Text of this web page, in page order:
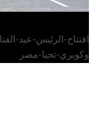
افتتاح-الرئيس-عبد-
وكوبري-تحيا-مصر